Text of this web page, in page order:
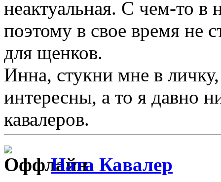
неактуальная. С чем-то в
поэтому в свое время не
для щенков.
Инна, стукни мне в
интересны, а то я давно
кавалеров.
Ната Кавалер